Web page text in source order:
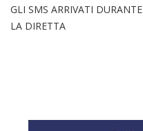
GLI SMS ARRIVATI DURANTE
LA DIRETTA